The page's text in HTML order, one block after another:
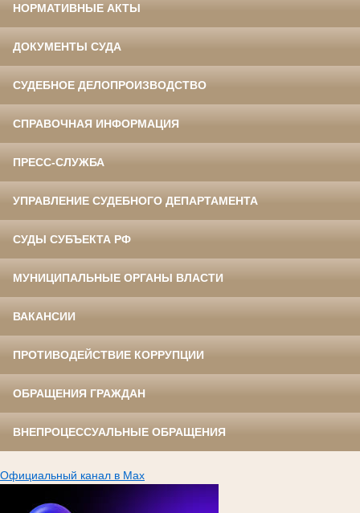
НОРМАТИВНЫЕ АКТЫ
ДОКУМЕНТЫ СУДА
СУДЕБНОЕ ДЕЛОПРОИЗВОДСТВО
СПРАВОЧНАЯ ИНФОРМАЦИЯ
ПРЕСС-СЛУЖБА
УПРАВЛЕНИЕ СУДЕБНОГО ДЕПАРТАМЕНТА
СУДЫ СУБЪЕКТА РФ
МУНИЦИПАЛЬНЫЕ ОРГАНЫ ВЛАСТИ
ВАКАНСИИ
ПРОТИВОДЕЙСТВИЕ КОРРУПЦИИ
ОБРАЩЕНИЯ ГРАЖДАН
ВНЕПРОЦЕССУАЛЬНЫЕ ОБРАЩЕНИЯ
Официальный канал в Max